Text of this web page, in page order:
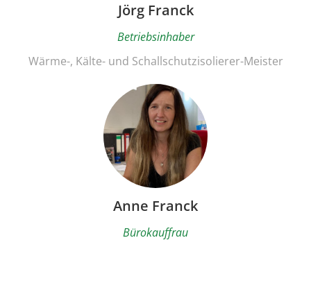
Jörg Franck
Betriebsinhaber
Wärme-, Kälte- und Schallschutzisolierer-Meister
Anne Franck
Bürokauffrau